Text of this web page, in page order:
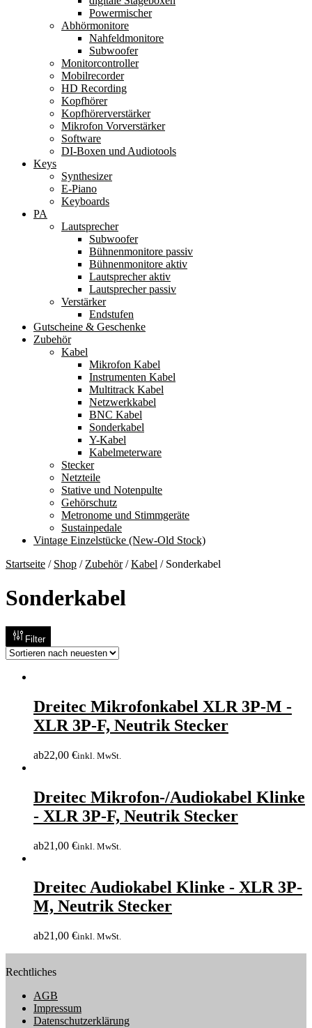
Powermischer
Abhörmonitore
Nahfeldmonitore
Subwoofer
Monitorcontroller
Mobilrecorder
HD Recording
Kopfhörer
Kopfhörerverstärker
Mikrofon Vorverstärker
Software
DI-Boxen und Audiotools
Keys
Synthesizer
E-Piano
Keyboards
PA
Lautsprecher
Subwoofer
Bühnenmonitore passiv
Bühnenmonitore aktiv
Lautsprecher aktiv
Lautsprecher passiv
Verstärker
Endstufen
Gutscheine & Geschenke
Zubehör
Kabel
Mikrofon Kabel
Instrumenten Kabel
Multitrack Kabel
Netzwerkkabel
BNC Kabel
Sonderkabel
Y-Kabel
Kabelmeterware
Stecker
Netzteile
Stative und Notenpulte
Gehörschutz
Metronome und Stimmgeräte
Sustainpedale
Vintage Einzelstücke (New-Old Stock)
Startseite / Shop / Zubehör/Kabel / Sonderkabel
Sonderkabel
Filter
Dreitec Mikrofonkabel XLR 3P-M -
XLR 3P-F, Neutrik Stecker
ab22,00 €inkl. MwSt.
Dreitec Mikrofon-/Audiokabel Klinke
- XLR 3P-F, Neutrik Stecker
ab21,00 €inkl. MwSt.
Dreitec Audiokabel Klinke - XLR 3P-
M, Neutrik Stecker
ab21,00 €inkl. MwSt.
Rechtliches
AGB
Impressum
Datenschutzerklärung